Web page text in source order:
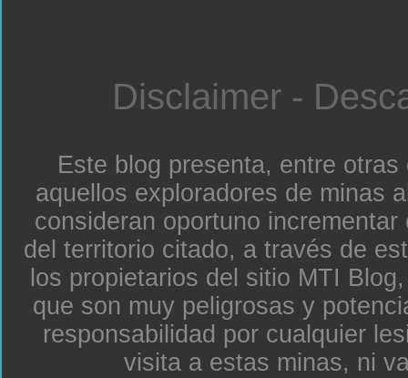
Disclaimer -
Este blog presenta, entre
aquellos exploradores de minas
consideran oportuno
del territorio citado, a través de
los propietarios del sitio MTI
que son muy peligrosas y
responsabilidad por cualquier
visita a estas minas, ni